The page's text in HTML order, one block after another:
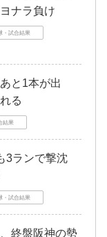
ナラ負け
・試合結果
と1本が出
る
結果
3ランで撃沈
・試合結果
終盤阪神の勢